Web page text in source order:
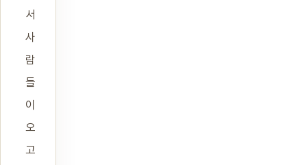
서
사
람
들
이
오
고